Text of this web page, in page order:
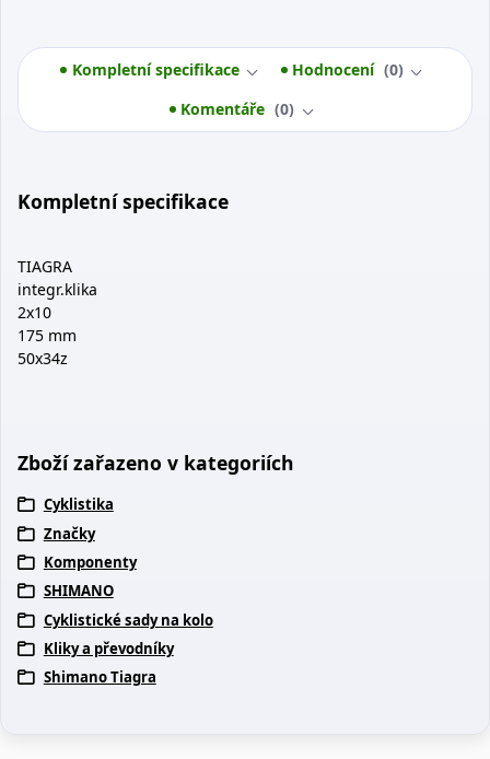
Kompletní specifikace Hodnocení
0
Komentáře
0
Kompletní specifikace
TIAGRA
integr.klika
2x10
175 mm
50x34z
Zboží zařazeno v kategoriích
Cyklistika
Značky
Komponenty
SHIMANO
Cyklistické sady na kolo
Kliky a převodníky
Shimano Tiagra